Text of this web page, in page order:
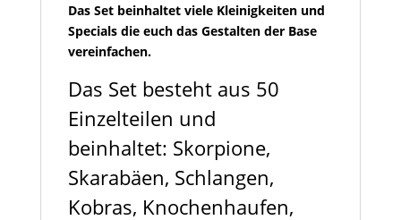
Das Set beinhaltet viele Kleinigkeiten und
Specials die euch das Gestalten der Base
vereinfachen.
Das Set besteht aus 50
Einzelteilen und
beinhaltet: Skorpione,
Skarabäen, Schlangen,
Kobras, Knochenhaufen,